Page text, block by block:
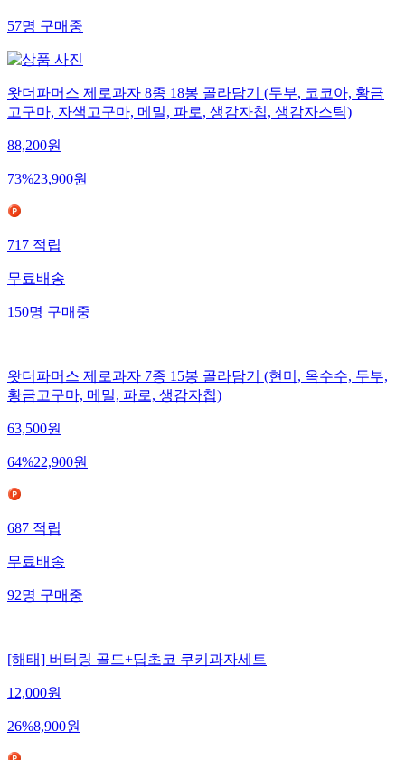
57명구매중
왓더파머스 제로과자 8종 18봉 골라담기 (두부, 코코아, 황금
고구마, 자색고구마, 메밀, 파로, 생감자칩, 생감자스틱)
88,200원
73%23,900원
717적립
무료배송
150명구매중
왓더파머스 제로과자 7종 15봉 골라담기 (현미, 옥수수, 두부,
황금고구마, 메밀, 파로, 생감자칩)
63,500원
64%22,900원
687적립
무료배송
92명구매중
[해태] 버터링 골드+딥초코 쿠키과자세트
12,000원
26%8,900원